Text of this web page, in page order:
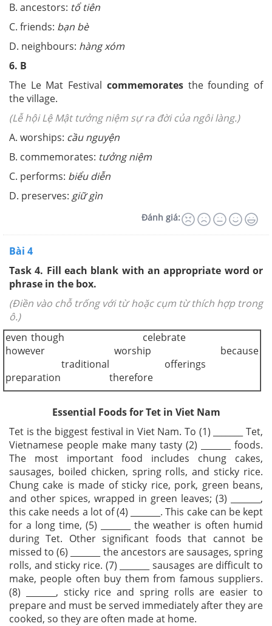
B. ancestors: tổ tiên
C. friends: bạn bè
D. neighbours: hàng xóm
6. B
The Le Mat Festival commemoratesthe founding of
the village.
(Lễ hội Lệ Mật tưởng niệm sự ra đời của ngôi làng.)
A. worships: cầu nguyện
B. commemorates: tưởng niệm
C. performs: biểu diễn
D. preserves: giữ gìn
Đánh giá:
Bài 4
Task 4. Fill each blank with an appropriate word or
phrase in the box.
(Điền vào chỗ trống với từ hoặc cụm từ thích hợp trong
ô.)
even though celebrate
however worship because
traditional offerings
preparation therefore
Essential Foods for Tet in Viet Nam
Tet is the biggest festival in Viet Nam. To (1) _______ Tet,
Vietnamese people make many tasty (2) _______ foods.
The most important food includes chung cakes,
sausages, boiled chicken, spring rolls, and sticky rice.
Chung cake is made of sticky rice, pork, green beans,
and other spices, wrapped in green leaves; (3) _______,
this cake needs a lot of (4) _______. This cake can be kept
for a long time, (5) _______ the weather is often humid
during Tet. Other significant foods that cannot be
missed to (6) _______ the ancestors are sausages, spring
rolls, and sticky rice. (7) _______ sausages are difficult to
make, people often buy them from famous suppliers.
(8) _______, sticky rice and spring rolls are easier to
prepare and must be served immediately after they are
cooked, so they are often made at home.